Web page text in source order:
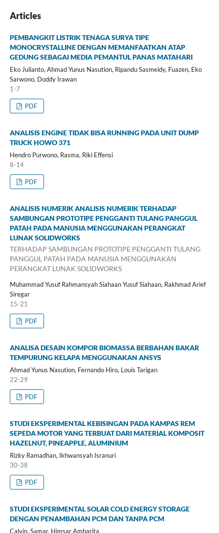
Articles
PEMBANGKIT LISTRIK TENAGA SURYA TIPE
MONOCRYSTALLINE DENGAN MEMANFAATKAN ATAP
GEDUNG SEBAGAI MEDIA PEMANTUL PANAS MATAHARI
Eko Julianto, Ahmad Yunus Nasution, Ripandu Sasmeidy, Fuazen, Eko
Sarwono, Doddy Irawan
1-7
PDF
ANALISIS ENGINE TIDAK BISA RUNNING PADA UNIT DUMP
TRUCK HOWO 371
Hendro Purwono, Rasma, Riki Effensi
8-14
PDF
ANALISIS NUMERIK ANALISIS NUMERIK TERHADAP
SAMBUNGAN PROTOTIPE PENGGANTI TULANG PANGGUL
PATAH PADA MANUSIA MENGGUNAKAN PERANGKAT
LUNAK SOLIDWORKS
TERHADAP SAMBUNGAN PROTOTIPE PENGGANTI TULANG
PANGGUL PATAH PADA MANUSIA MENGGUNAKAN
PERANGKAT LUNAK SOLIDWORKS
Muhammad Yusuf Rahmansyah Siahaan Yusuf Siahaan, Rakhmad Arief
Siregar
15-21
PDF
ANALISA DESAIN KOMPOR BIOMASSA BERBAHAN BAKAR
TEMPURUNG KELAPA MENGGUNAKAN ANSYS
Ahmad Yunus Nasution, Fernando Hiro, Louis Tarigan
22-29
PDF
STUDI EKSPERIMENTAL KEBISINGAN PADA KAMPAS REM
SEPEDA MOTOR YANG TERBUAT DARI MATERIAL KOMPOSIT
HAZELNUT, PINEAPPLE, ALUMINIUM
Rizky Ramadhan, Ikhwansyah Isranuri
30-38
PDF
STUDI EKSPERIMENTAL SOLAR COLD ENERGY STORAGE
DENGAN PENAMBAHAN PCM DAN TANPA PCM
Calvin, Samar, Himsar Ambarita